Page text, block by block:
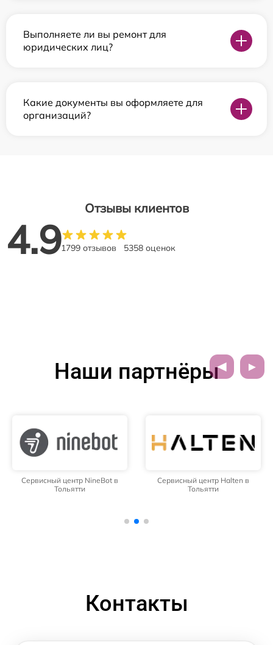
Выполняете ли вы ремонт для
юридических лиц?
Какие документы вы оформляете для
организаций?
Отзывы клиентов
4.91799 отзывов 5358 оценок
Наши партнёры
Сервисный центр NineBot в
Тольятти
Сервисный центр Halten в
Тольятти
Контакты